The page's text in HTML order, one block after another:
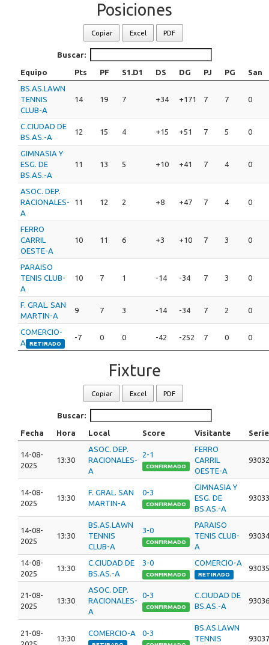
Posiciones
Copiar Excel PDF
Buscar:
Equipo Pts PF S1.D1 DS DG PJ PG
San
BS.AS.LAWN
TENNIS
CLUB-A
14 19 7 +34 +171 7 7 0
C.CIUDAD DE
BS.AS.-A
12 15 4 +15 +51 7 5 0
GIMNASIA Y
ESG. DE
BS.AS.-A
11 13 5 +10 +41 7 4 0
ASOC. DEP.
RACIONALES-
A
11 12 2 +8 +47 7 4 0
FERRO
CARRIL
OESTE-A
10 11 6 +3 +10 7 3 0
PARAISO
TENIS CLUB-
A
10 7 1 -14 -34 7 3 0
F. GRAL. SAN
MARTIN-A
9 7 3 -14 -34 7 2 0
COMERCIO-
A
RETIRADO
-7 0 0 -42 -252 7 0 0
Fixture
Copiar Excel PDF
Buscar:
Fecha Hora Local Score Visitante Serie
14-08-
2025
13:30
ASOC. DEP.
RACIONALES-
A
2-1
CONFIRMADO
FERRO
CARRIL
OESTE-A
93032
14-08-
2025
13:30
F. GRAL. SAN
MARTIN-A
0-3
CONFIRMADO
GIMNASIA Y
ESG. DE
BS.AS.-A
93033
14-08-
2025
13:30
BS.AS.LAWN
TENNIS
CLUB-A
3-0
CONFIRMADO
PARAISO
TENIS CLUB-
A
93034
14-08-
2025
13:30
C.CIUDAD DE
BS.AS.-A
3-0
CONFIRMADO
COMERCIO-A
RETIRADO
93035
21-08-
2025
13:30
ASOC. DEP.
RACIONALES-
A
0-3
CONFIRMADO
C.CIUDAD DE
BS.AS.-A
93036
21-08-
13:30
COMERCIO-A 0-3
BS.AS.LAWN
TENNIS
93037